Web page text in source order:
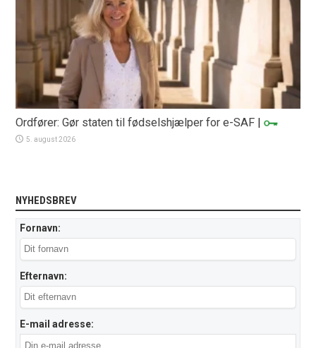
Ordfører: Gør staten til fødselshjælper for e-SAF |
5. august 2026
NYHEDSBREV
Fornavn:
Efternavn:
E-mail adresse: